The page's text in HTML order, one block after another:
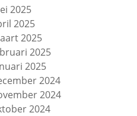
2025
2025
2025
2025
2025
2024
2024
2024